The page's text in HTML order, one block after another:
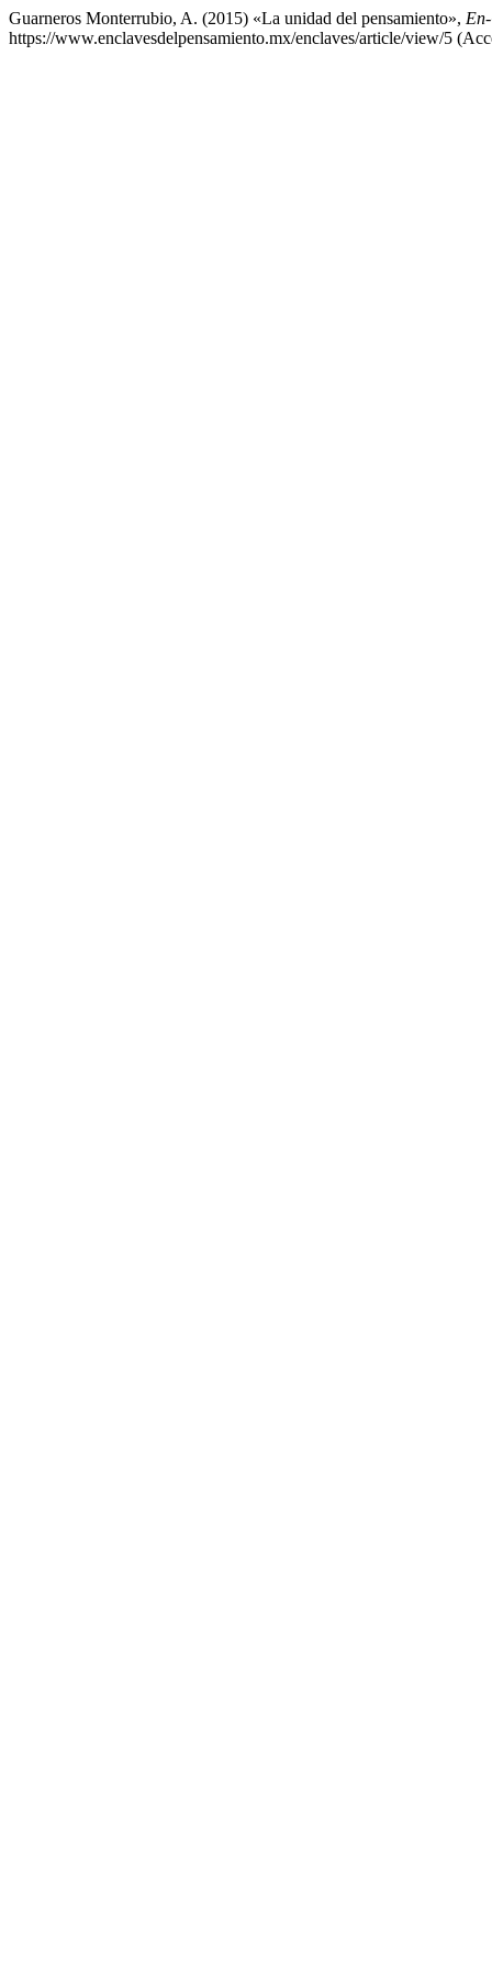
Guarneros Monterrubio, A. (2015) «La unidad del pensamiento»,
https://www.enclavesdelpensamiento.mx/enclaves/article/view/5